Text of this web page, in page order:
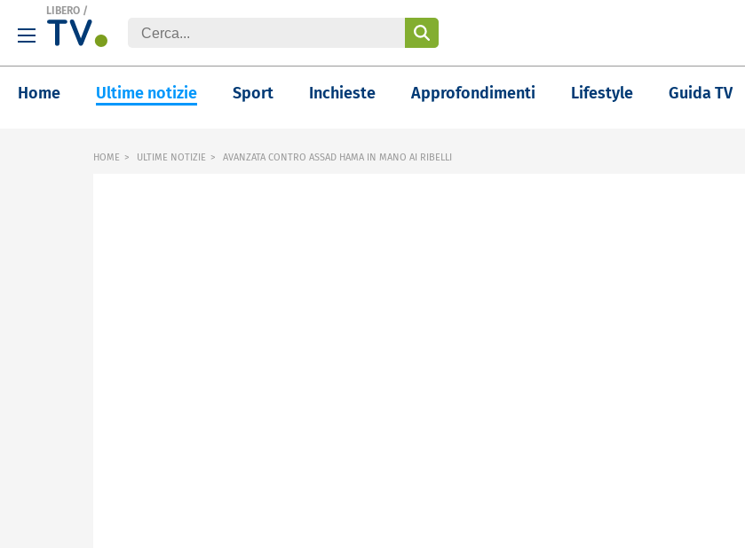
LIBERO /
Home Ultime notizie Sport Inchieste Approfondimenti Lifestyle Guida TV
HOME ULTIME NOTIZIE AVANZATA CONTRO ASSAD HAMA IN MANO AI RIBELLI